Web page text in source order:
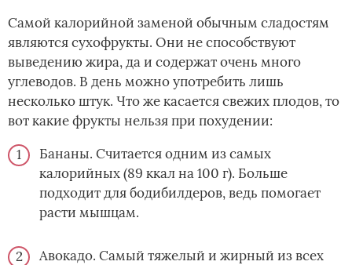
Самой калорийной заменой обычным сладостям
являются сухофрукты. Они не способствуют
выведению жира, да и содержат очень много
углеводов. В день можно употребить лишь
несколько штук. Что же касается свежих плодов, то
вот какие фрукты нельзя при похудении:
Бананы. Считается одним из самых
калорийных (89 ккал на 100 г). Больше
подходит для бодибилдеров, ведь помогает
расти мышцам.
Авокадо. Самый тяжелый и жирный из всех